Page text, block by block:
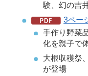
験、幻の吉
3ペー
手作り野菜
化を親子で
大根収穫祭
が登場